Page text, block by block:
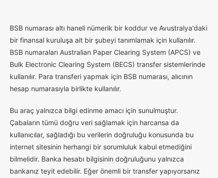
BSB numarası altı haneli nümerik bir koddur ve Avustralya'daki
bir finansal kuruluşa ait bir şubeyi tanımlamak için kullanılır.
BSB numaraları Australian Paper Clearing System (APCS) ve
Bulk Electronic Clearing System (BECS) transfer sistemlerinde
kullanılır. Para transferi yapmak için BSB numarası, alıcının
hesap numarasıyla birlikte kullanılır.
Bu araç yalnızca bilgi edinme amacı için sunulmuştur.
Çabaların tümü doğru veri sağlamak için harcansa da
kullanıcılar, sağladığı bu verilerin doğruluğu konusunda bu
internet sitesinin herhangi bir sorumluluk kabul etmediğini
bilmelidir. Banka hesabı bilgisinin doğruluğunu yalnızca
bankanız teyit edebilir. Eğer önemli bir transfer yapıyorsanız